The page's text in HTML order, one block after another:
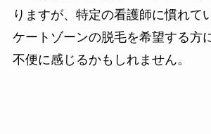
りますが、特定の看護師に慣れて
ケートゾーンの脱毛を希望する方
不便に感じるかもしれません。